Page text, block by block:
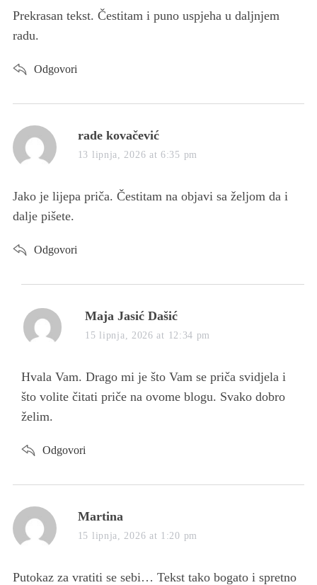
s
Prekrasan tekst. Čestitam i puno uspjeha u daljnjem
radu.
Odgovori
s
a
s
rade kovačević
13 lipnja, 2026 at 6:35 pm
Jako je lijepa priča. Čestitam na objavi sa željom da i
dalje pišete.
Odgovori
s
a
s
:
Maja Jasić Dašić
15 lipnja, 2026 at 12:34 pm
Hvala Vam. Drago mi je što Vam se priča svidjela i
što volite čitati priče na ovome blogu. Svako dobro
želim.
Odgovori
s
a
s
Martina
15 lipnja, 2026 at 1:20 pm
Putokaz za vratiti se sebi… Tekst tako bogato i spretno